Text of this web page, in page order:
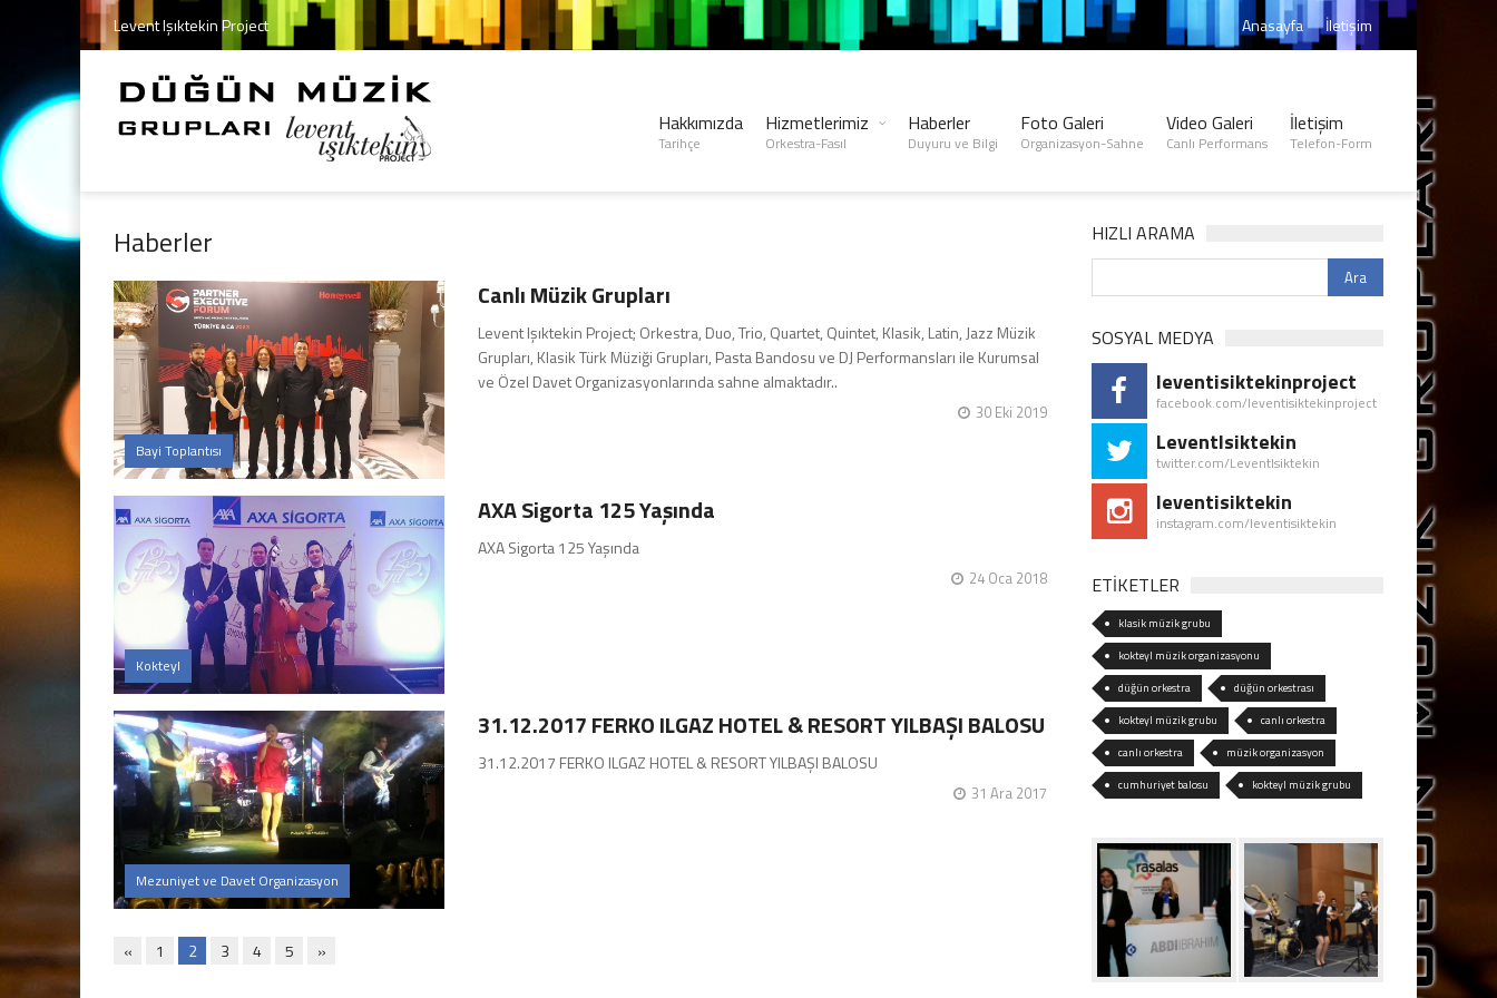
Levent Işıktekin Project Anasayfa İletişim
Hakkımızda
Tarihçe
Hizmetlerimiz
Orkestra-Fasıl
Haberler
Duyuru ve Bilgi
Foto Galeri
Organizasyon-Sahne
Video Galeri
Canlı Performans
İletişim
Telefon-Form
Haberler
Bayi Toplantısı
Canlı Müzik Grupları
Levent Işıktekin Project; Orkestra, Duo, Trio, Quartet, Quintet, Klasik, Latin, Jazz Müzik
Grupları, Klasik Türk Müziği Grupları, Pasta Bandosu ve DJ Performansları ile Kurumsal
ve Özel Davet Organizasyonlarında sahne almaktadır..
30 Eki 2019
Kokteyl
AXA Sigorta 125 Yaşında
AXA Sigorta 125 Yaşında
24 Oca 2018
Mezuniyet ve Davet Organizasyon
31.12.2017 FERKO ILGAZ HOTEL & RESORT YILBAŞI BALOSU
31.12.2017 FERKO ILGAZ HOTEL & RESORT YILBAŞI BALOSU
31 Ara 2017
« 1 2 3 4 5 »
HIZLI ARAMA
SOSYAL MEDYA
leventisiktekinproject
facebook.com/leventisiktekinproject
LeventIsiktekin
twitter.com/LeventIsiktekin
leventisiktekin
instagram.com/leventisiktekin
ETİKETLER
klasik müzik grubu
kokteyl müzik organizasyonu
düğün orkestra
düğün orkestrası
kokteyl müzik grubu
canlı orkestra
canlı orkestra
müzik organizasyon
cumhuriyet balosu
kokteyl müzik grubu